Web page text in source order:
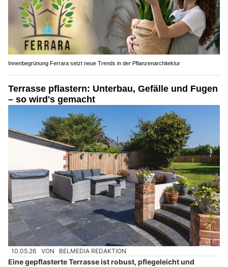
Innenbegrünung Ferrara setzt neue Trends in der Pflanzenarchitektur
Terrasse pflastern: Unterbau, Gefälle und Fugen
– so wird's gemacht
10.05.26 VON BELMEDIA REDAKTION
Eine gepflasterte Terrasse ist robust, pflegeleicht und